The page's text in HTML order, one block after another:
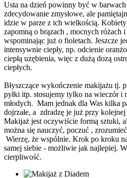
Usta na dzień powinny być w
zdecydowanie zmysłowe, ale
idzie w parze z ich wielkością. Kobiety
zapomną o brązach , mocnych różach
wspominając już o fioletach. Jeszcze
intensywnie ciepły, np. odcienie
ciepłą uzębienia, więc z dużą dozą
ciepłych.
Błyszczące wykończenie makijażu tj.
pyłki itp. stosujemy tylko na wieczór i
młodych. Mam jednak dla Was kilka
dojrzałe, a zdradzę je już przy
Makijaż jest oczywiście formą sztuki,
można się nauczyć, poczuć ,
Wierzę, że wspólnie. Krok po kroku
samej siebie - możliwie jak najlepiej.
cierpliwość.